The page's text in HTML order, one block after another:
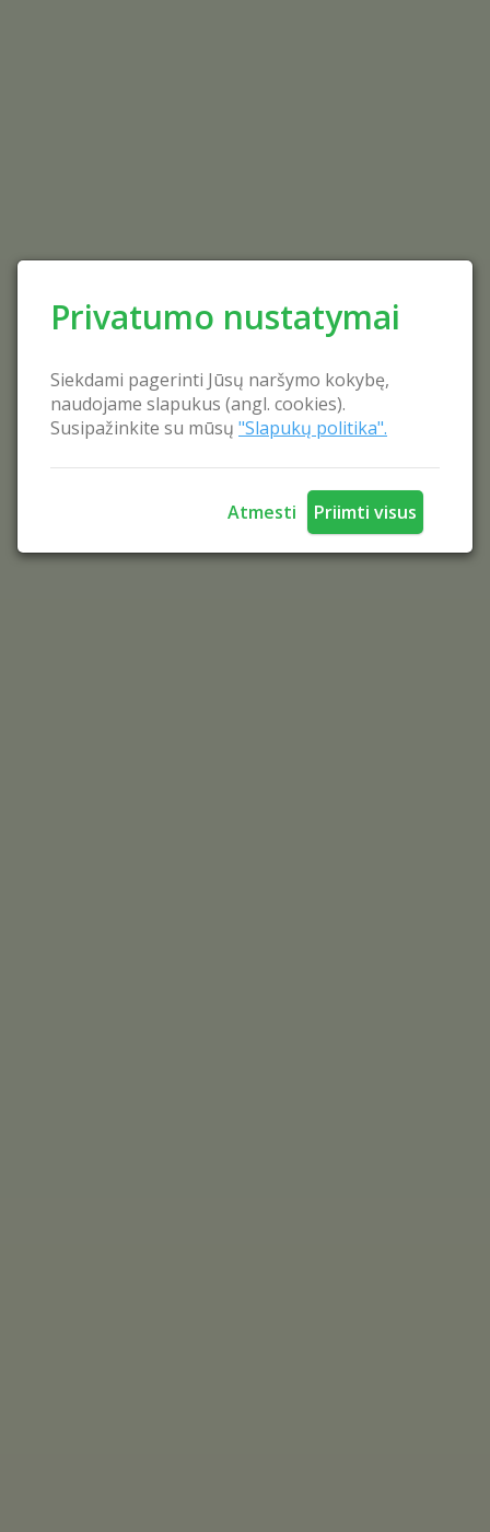
Privatumo nustatymai
Siekdami pagerinti Jūsų naršymo kokybę,
naudojame slapukus (angl. cookies).
Susipažinkite su mūsų "Slapukų politika".
Atmesti Priimti visus